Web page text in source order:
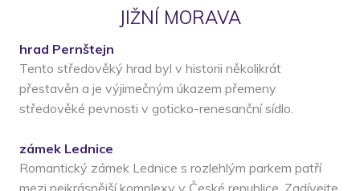
JIŽNÍ MORAVA
hrad Pernštejn
Tento středověký hrad byl v historii několikrát
přestavěn a je výjimečným úkazem přemeny
středověké pevnosti v goticko-renesanční sídlo.
zámek Lednice
Romantický zámek Lednice s rozlehlým parkem patří